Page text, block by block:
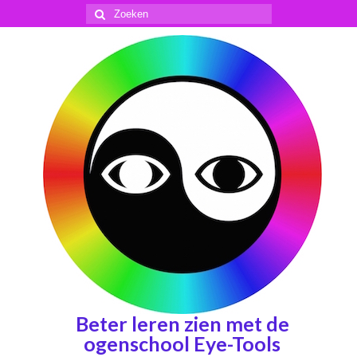
Zoeken
naar:
Beter leren zien met de
ogenschool Eye-Tools